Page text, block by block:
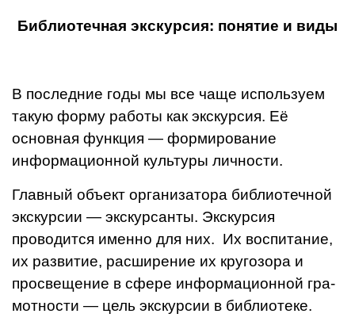
Библиотечная экскурсия: понятие и виды
В последние годы мы все чаще используем
такую форму работы как экскурсия. Её
основная функция — формирование
информа­ционной культуры личности.
Главный объект орга­низатора библиотечной
экскур­сии — экскурсанты. Экскурсия
проводится именно для них. Их воспитание,
их развитие, рас­ширение их кругозора и
просвеще­ние в сфере информационной гра­
мотности — цель экскурсии в биб­лиотеке.